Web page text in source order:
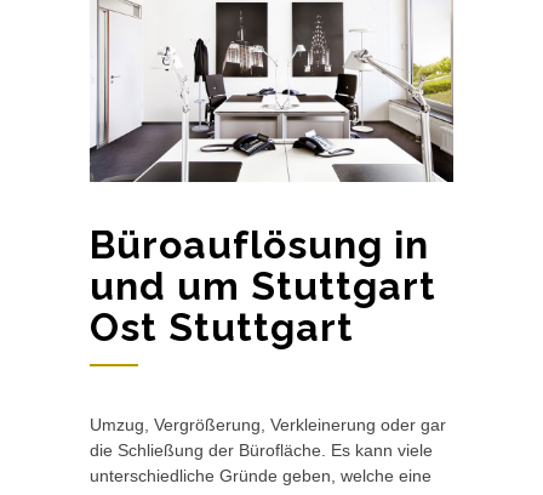
Büroauflösung in
und um Stuttgart
Ost Stuttgart
Umzug, Vergrößerung, Verkleinerung oder gar
die Schließung der Bürofläche. Es kann viele
unterschiedliche Gründe geben, welche eine